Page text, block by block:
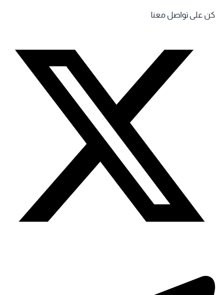
على تواصل معنا